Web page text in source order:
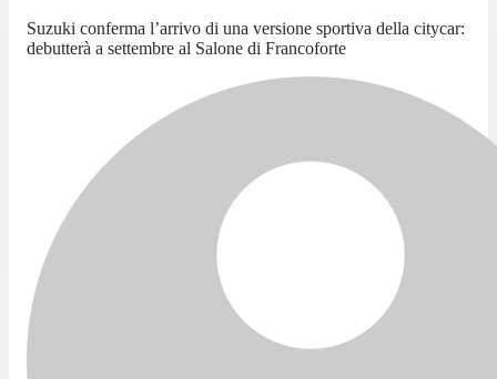
Suzuki conferma l’arrivo di una versione sportiva della citycar:
debutterà a settembre al Salone di Francoforte